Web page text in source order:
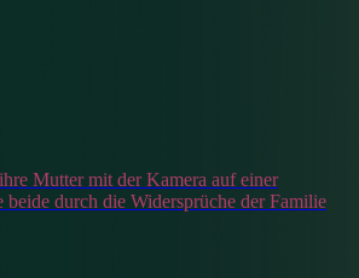
Mutter mit der Kamera auf einer
beide durch die Widersprüche der Familie